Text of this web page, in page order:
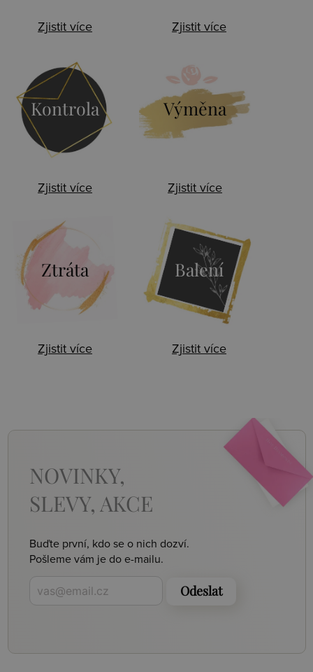
Zjistit více Zjistit více
Kontrola
Zjistit více
Výměna
Zjistit více
Ztráta
Zjistit více
Balení
Zjistit více
NOVINKY,
SLEVY, AKCE
Buďte první, kdo se o nich dozví.
Pošleme vám je do e-mailu.
Odeslat